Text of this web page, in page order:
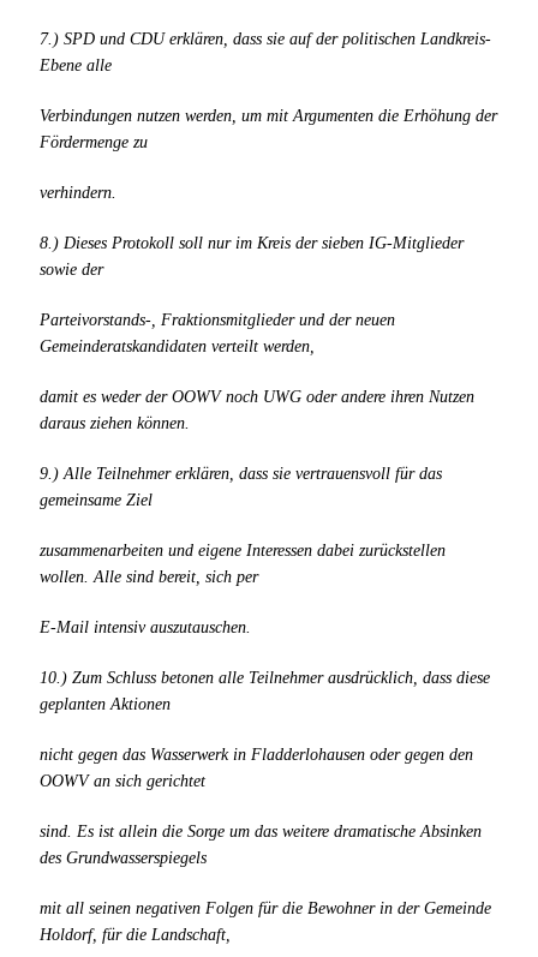
7.) SPD und CDU erklären, dass sie auf der politischen Landkreis-
Ebene alle
Verbindungen nutzen werden, um mit Argumenten die Erhöhung der
Fördermenge zu
verhindern.
8.) Dieses Protokoll soll nur im Kreis der sieben IG-Mitglieder
sowie der
Parteivorstands-, Fraktionsmitglieder und der neuen
Gemeinderatskandidaten verteilt werden,
damit es weder der OOWV noch UWG oder andere ihren Nutzen
daraus ziehen können.
9.) Alle Teilnehmer erklären, dass sie vertrauensvoll für das
gemeinsame Ziel
zusammenarbeiten und eigene Interessen dabei zurückstellen
wollen. Alle sind bereit, sich per
E-Mail intensiv auszutauschen.
10.) Zum Schluss betonen alle Teilnehmer ausdrücklich, dass diese
geplanten Aktionen
nicht gegen das Wasserwerk in Fladderlohausen oder gegen den
OOWV an sich gerichtet
sind. Es ist allein die Sorge um das weitere dramatische Absinken
des Grundwasserspiegels
mit all seinen negativen Folgen für die Bewohner in der Gemeinde
Holdorf, für die Landschaft,